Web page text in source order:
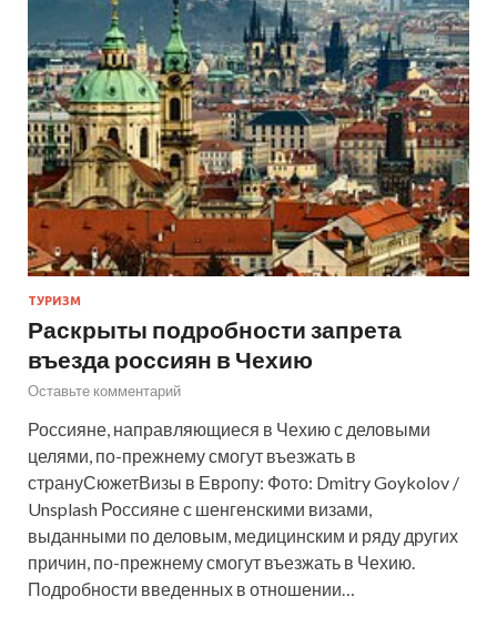
ТУРИЗМ
Раскрыты подробности запрета
въезда россиян в Чехию
Оставьте комментарий
Россияне, направляющиеся в Чехию с деловыми
целями, по-прежнему смогут въезжать в
странуСюжетВизы в Европу: Фото: Dmitry Goykolov /
Unsplash Россияне с шенгенскими визами,
выданными по деловым, медицинским и ряду других
причин, по-прежнему смогут въезжать в Чехию.
Подробности введенных в отношении…